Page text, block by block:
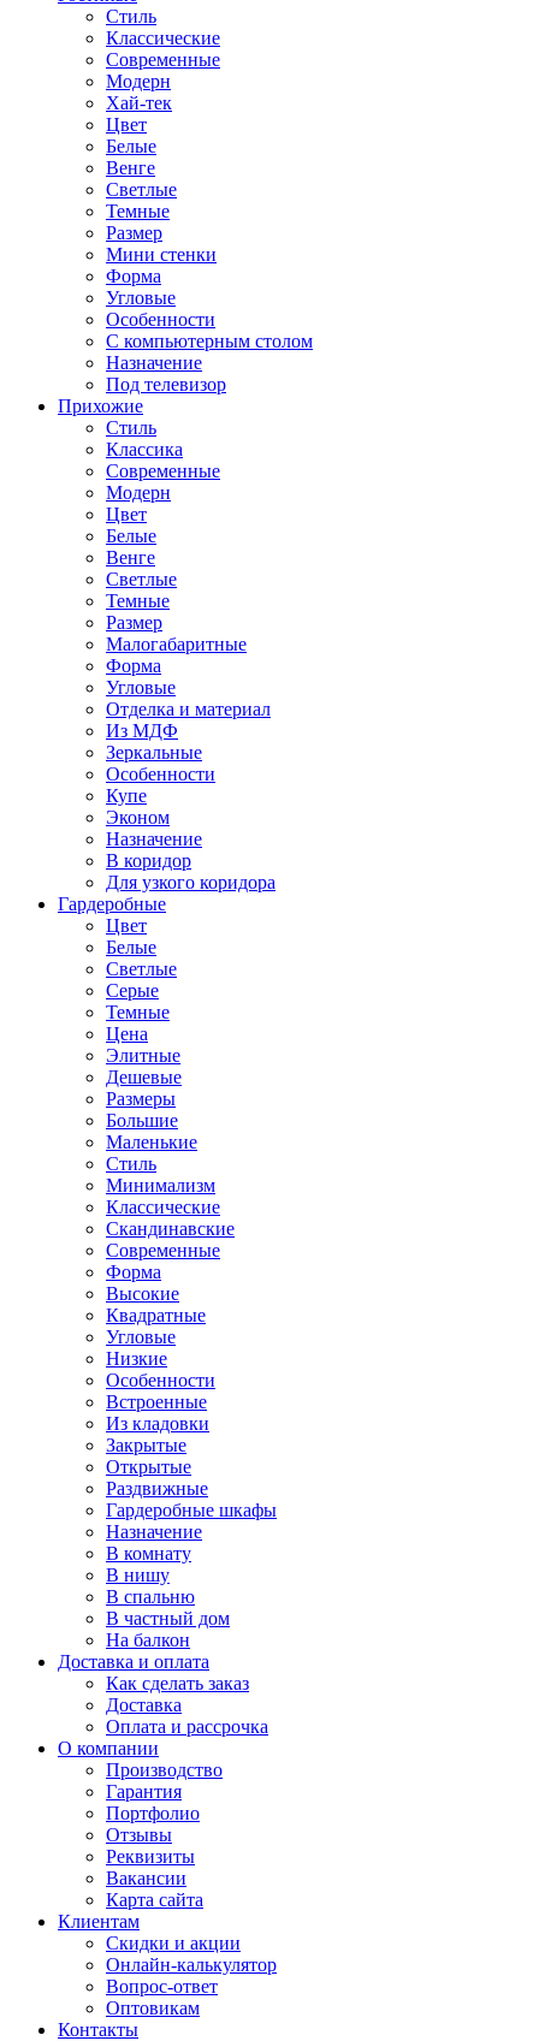
Стиль
Классические
Современные
Модерн
Хай-тек
Цвет
Белые
Венге
Светлые
Темные
Размер
Мини стенки
Форма
Угловые
Особенности
С компьютерным столом
Назначение
Под телевизор
Прихожие
Стиль
Классика
Современные
Модерн
Цвет
Белые
Венге
Светлые
Темные
Размер
Малогабаритные
Форма
Угловые
Отделка и материал
Из МДФ
Зеркальные
Особенности
Купе
Эконом
Назначение
В коридор
Для узкого коридора
Гардеробные
Цвет
Белые
Светлые
Серые
Темные
Цена
Элитные
Дешевые
Размеры
Большие
Маленькие
Стиль
Минимализм
Классические
Скандинавские
Современные
Форма
Высокие
Квадратные
Угловые
Низкие
Особенности
Встроенные
Из кладовки
Закрытые
Открытые
Раздвижные
Гардеробные шкафы
Назначение
В комнату
В нишу
В спальню
В частный дом
На балкон
Доставка и оплата
Как сделать заказ
Доставка
Оплата и рассрочка
О компании
Производство
Гарантия
Портфолио
Отзывы
Реквизиты
Вакансии
Карта сайта
Клиентам
Скидки и акции
Онлайн-калькулятор
Вопрос-ответ
Оптовикам
Контакты